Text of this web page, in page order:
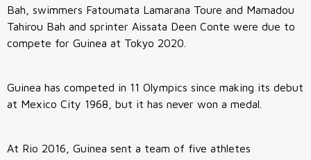
Bah, swimmers Fatoumata Lamarana Toure and Mamadou
Tahirou Bah and sprinter Aissata Deen Conte were due to
compete for Guinea at Tokyo 2020.
Guinea has competed in 11 Olympics since making its debut
at Mexico City 1968, but it has never won a medal.
At Rio 2016, Guinea sent a team of five athletes